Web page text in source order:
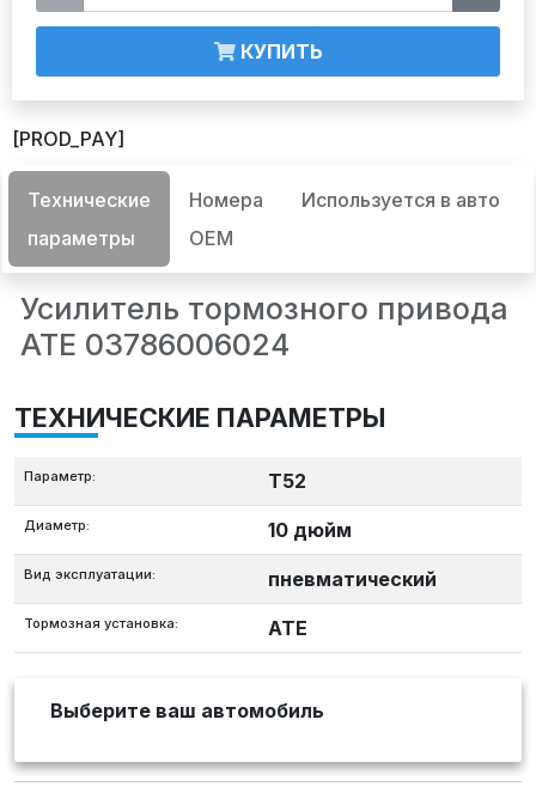
КУПИТЬ
[PROD_PAY]
Технические
параметры
Номера
OEM
Используется в авто
Усилитель тормозного привода
ATE 03786006024
ТЕХНИЧЕСКИЕ ПАРАМЕТРЫ
Параметр: T52
Диаметр: 10 дюйм
Вид эксплуатации: пневматический
Тормозная установка: ATE
Выберите ваш автомобиль